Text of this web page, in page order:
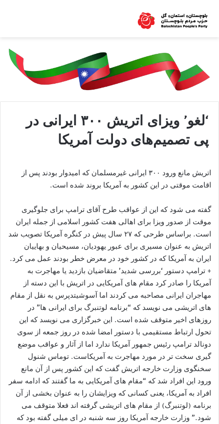
‘لغو’ ویزای اتریش ۳۰۰ ایرانی در
پی تصمیم‌های دولت آمریکا
اتریش مانع ورود ۳۰۰ ایرانی غیرمسلمان که امیدوار بودند پس از
اقامت موقتی در این کشور به آمریکا بروند شده است.
گفته می شود که این از عواقب طرح آقای ترامپ برای جلوگیری
موقت از صدور ویزا برای اهالی هفت کشور اسلامی از جمله ایران
است. براساس طرحی که ۲۷ سال پیش در کنگره آمریکا تصویب شد
اتریش به عنوان مسیری برای عبور یهودیان، مسیحیان و بهاییان
ایران به آمریکا که در کشور خود در معرض خطر بودند عمل می کرد.
+ ترامپ دستور ‘بررسی شدید’ متقاضیان بازدید یا مهاجرت به
آمریکا را صادر کرد مقام های آمریکایی در اتریش با این دسته از
مهاجران ایرانی مصاحبه می کردند اما آسوشیتدپرس به نقل از مقام
های اتریشی می نویسد که “برنامه لوتنبرگ برای ایرانی ها” در
روزهای اخیر متوقف شده است. این خبرگزاری می نویسد که این
تحول ارتباط مستقیمی با دستور امضا شده در روز جمعه از سوی
دونالد ترامپ رئیس جمهور آمریکا ندارد اما از آثار و عواقب موضع
گیری سخت تر در مورد مهاجرت به آمریکاست. توماس شنول
سخنگوی وزارت خارجه اتریش گفت که این کشور پس از آن مانع
ورود این افراد شد که “مقام های آمریکایی به ما گفتند که ادامه سفر
افراد به آمریکا، یعنی کسانی که ویزایشان را به عنوان بخشی از آن
برنامه (لوتنبرگ) از مقام های اتریشی گرفته اند فعلا متوقف می
شود.” وزارت خارجه آمریکا روز سه شنبه در ای میلی گفته بود که